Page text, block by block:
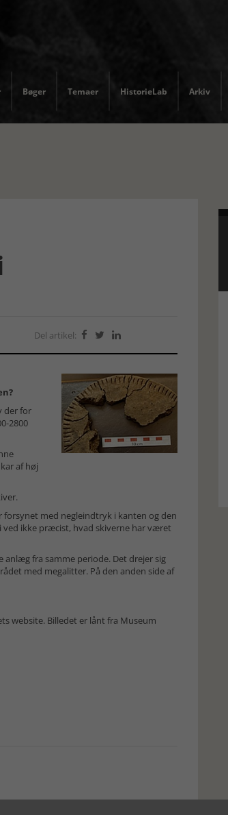
Bøger Temaer HistorieLab Arkiv
Del artikel:   
der for
2800
af høj
forsynet med negleindtryk i kanten og den
ikke præcist, hvad skiverne har været
anlæg fra samme periode. Det drejer sig
med megalitter. På den anden side af
website. Billedet er lånt fra Museum